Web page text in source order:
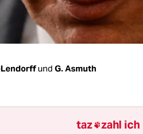
und G. Asmuth
Woche hält Berlins
taz zahl ich